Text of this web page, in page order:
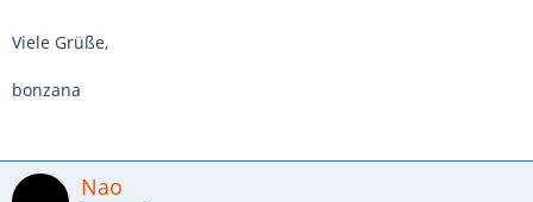
Viele Grüße,
bonzana
Nao